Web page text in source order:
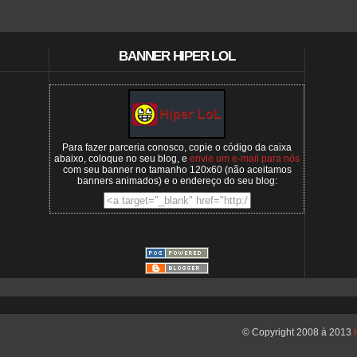
BANNER HIPER LOL
Para fazer parceria conosco, copie o código da caixa
abaixo, coloque no seu blog, e envie um e-mail para nós
com seu banner no tamanho 120x60 (não aceitamos
banners animados) e o endereço do seu blog:
© Copyright 2008 à 2013